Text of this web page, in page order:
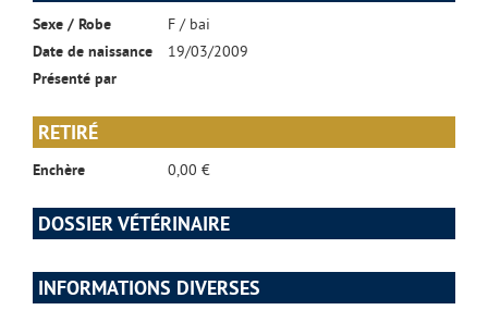
Sexe / Robe
F / bai
Date de naissance
19/03/2009
Présenté par
RETIRÉ
Enchère 0,00 €
DOSSIER VÉTÉRINAIRE
INFORMATIONS DIVERSES